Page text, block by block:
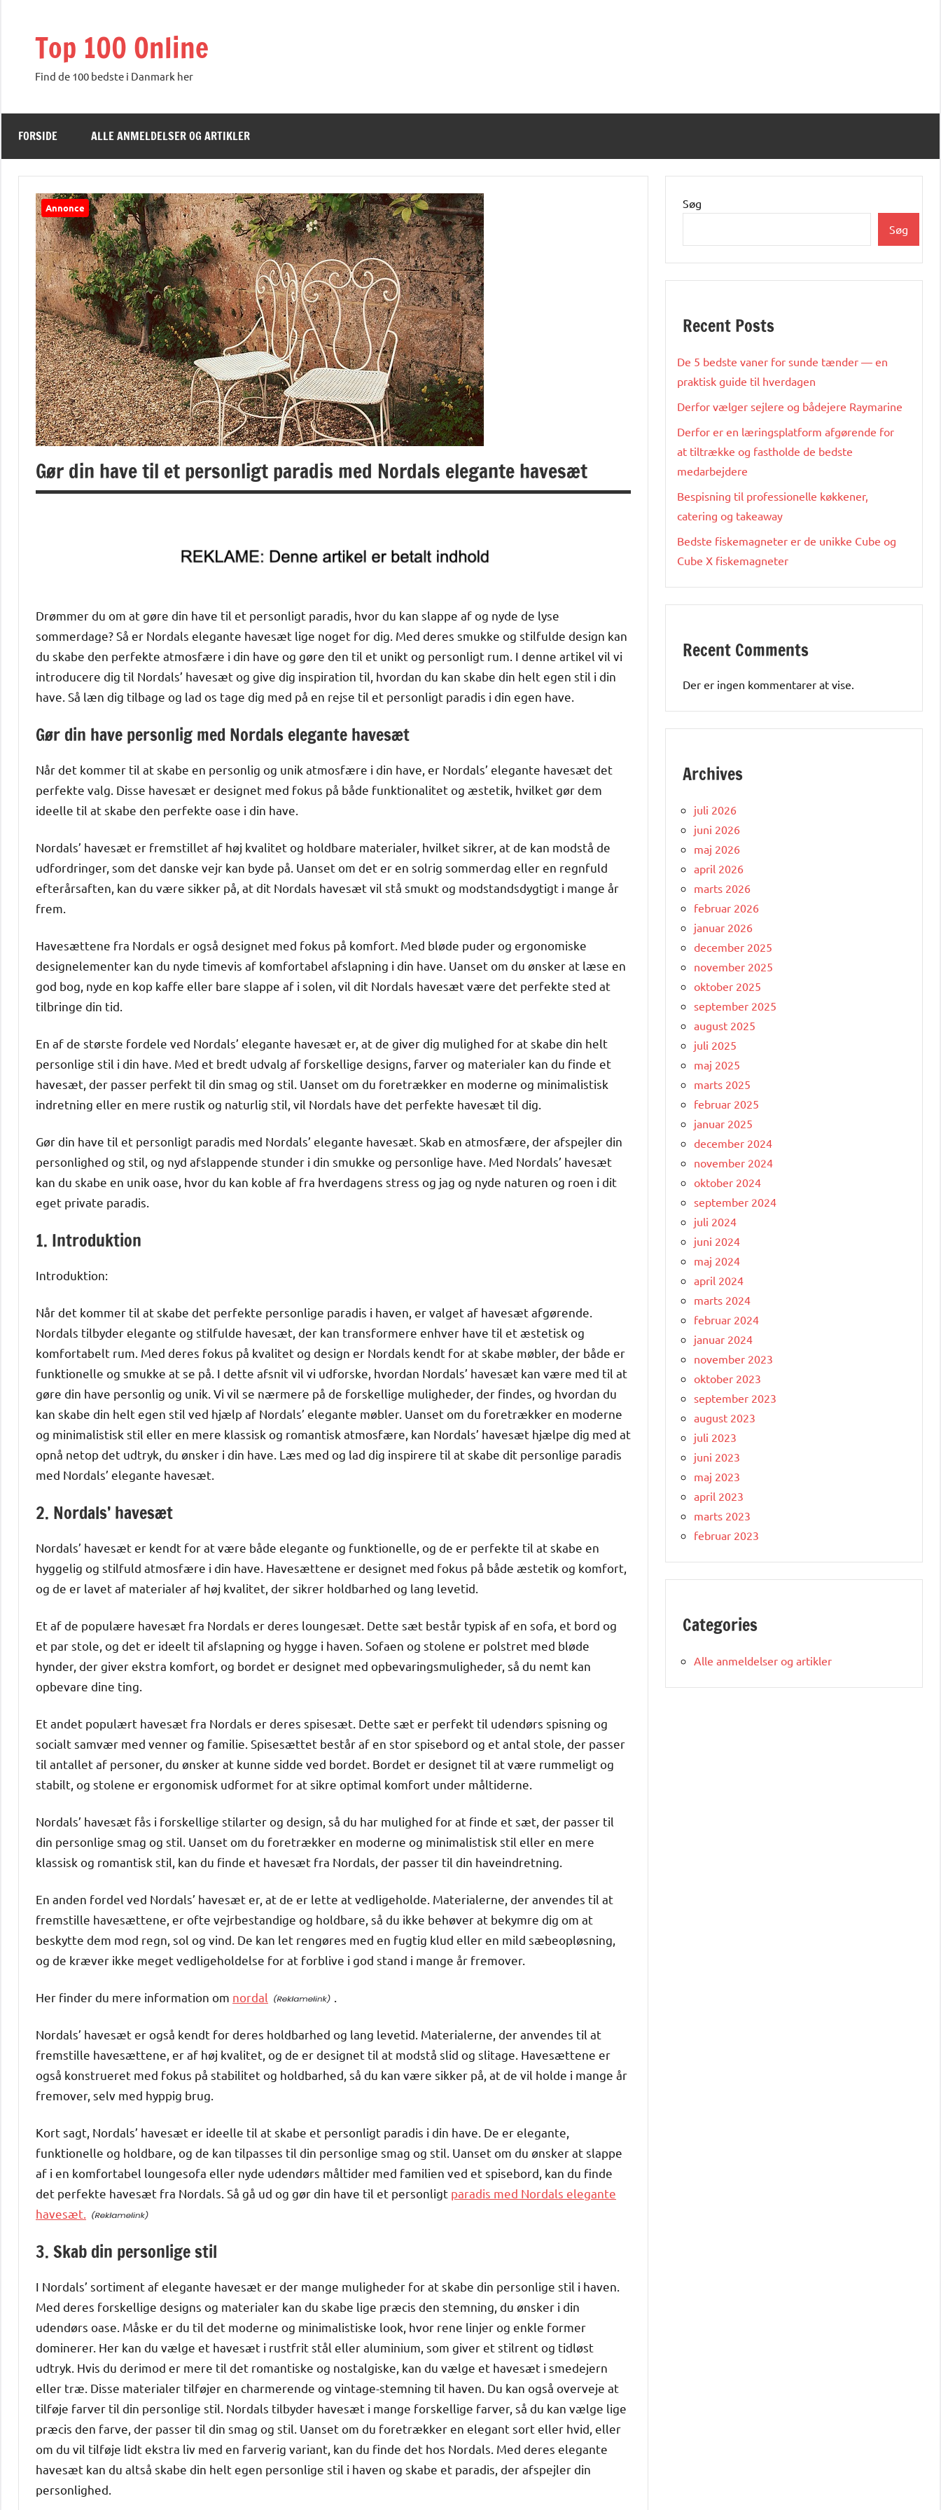
Top 100 Online
Find de 100 bedste i Danmark her
FORSIDE ALLE ANMELDELSER OG ARTIKLER
Annonce
Gør din have til et personligt paradis med Nordals elegante havesæt
Drømmer du om at gøre din have til et personligt paradis, hvor du kan slappe af og nyde de lyse
sommerdage? Så er Nordals elegante havesæt lige noget for dig. Med deres smukke og stilfulde design kan
du skabe den perfekte atmosfære i din have og gøre den til et unikt og personligt rum. I denne artikel vil vi
introducere dig til Nordals’ havesæt og give dig inspiration til, hvordan du kan skabe din helt egen stil i din
have. Så læn dig tilbage og lad os tage dig med på en rejse til et personligt paradis i din egen have.
Gør din have personlig med Nordals elegante havesæt
Når det kommer til at skabe en personlig og unik atmosfære i din have, er Nordals’ elegante havesæt det
perfekte valg. Disse havesæt er designet med fokus på både funktionalitet og æstetik, hvilket gør dem
ideelle til at skabe den perfekte oase i din have.
Nordals’ havesæt er fremstillet af høj kvalitet og holdbare materialer, hvilket sikrer, at de kan modstå de
udfordringer, som det danske vejr kan byde på. Uanset om det er en solrig sommerdag eller en regnfuld
efterårsaften, kan du være sikker på, at dit Nordals havesæt vil stå smukt og modstandsdygtigt i mange år
frem.
Havesættene fra Nordals er også designet med fokus på komfort. Med bløde puder og ergonomiske
designelementer kan du nyde timevis af komfortabel afslapning i din have. Uanset om du ønsker at læse en
god bog, nyde en kop kaffe eller bare slappe af i solen, vil dit Nordals havesæt være det perfekte sted at
tilbringe din tid.
En af de største fordele ved Nordals’ elegante havesæt er, at de giver dig mulighed for at skabe din helt
personlige stil i din have. Med et bredt udvalg af forskellige designs, farver og materialer kan du finde et
havesæt, der passer perfekt til din smag og stil. Uanset om du foretrækker en moderne og minimalistisk
indretning eller en mere rustik og naturlig stil, vil Nordals have det perfekte havesæt til dig.
Gør din have til et personligt paradis med Nordals’ elegante havesæt. Skab en atmosfære, der afspejler din
personlighed og stil, og nyd afslappende stunder i din smukke og personlige have. Med Nordals’ havesæt
kan du skabe en unik oase, hvor du kan koble af fra hverdagens stress og jag og nyde naturen og roen i dit
eget private paradis.
1. Introduktion
Introduktion:
Når det kommer til at skabe det perfekte personlige paradis i haven, er valget af havesæt afgørende.
Nordals tilbyder elegante og stilfulde havesæt, der kan transformere enhver have til et æstetisk og
komfortabelt rum. Med deres fokus på kvalitet og design er Nordals kendt for at skabe møbler, der både er
funktionelle og smukke at se på. I dette afsnit vil vi udforske, hvordan Nordals’ havesæt kan være med til at
gøre din have personlig og unik. Vi vil se nærmere på de forskellige muligheder, der findes, og hvordan du
kan skabe din helt egen stil ved hjælp af Nordals’ elegante møbler. Uanset om du foretrækker en moderne
og minimalistisk stil eller en mere klassisk og romantisk atmosfære, kan Nordals’ havesæt hjælpe dig med at
opnå netop det udtryk, du ønsker i din have. Læs med og lad dig inspirere til at skabe dit personlige paradis
med Nordals’ elegante havesæt.
2. Nordals’ havesæt
Nordals’ havesæt er kendt for at være både elegante og funktionelle, og de er perfekte til at skabe en
hyggelig og stilfuld atmosfære i din have. Havesættene er designet med fokus på både æstetik og komfort,
og de er lavet af materialer af høj kvalitet, der sikrer holdbarhed og lang levetid.
Et af de populære havesæt fra Nordals er deres loungesæt. Dette sæt består typisk af en sofa, et bord og
et par stole, og det er ideelt til afslapning og hygge i haven. Sofaen og stolene er polstret med bløde
hynder, der giver ekstra komfort, og bordet er designet med opbevaringsmuligheder, så du nemt kan
opbevare dine ting.
Et andet populært havesæt fra Nordals er deres spisesæt. Dette sæt er perfekt til udendørs spisning og
socialt samvær med venner og familie. Spisesættet består af en stor spisebord og et antal stole, der passer
til antallet af personer, du ønsker at kunne sidde ved bordet. Bordet er designet til at være rummeligt og
stabilt, og stolene er ergonomisk udformet for at sikre optimal komfort under måltiderne.
Nordals’ havesæt fås i forskellige stilarter og design, så du har mulighed for at finde et sæt, der passer til
din personlige smag og stil. Uanset om du foretrækker en moderne og minimalistisk stil eller en mere
klassisk og romantisk stil, kan du finde et havesæt fra Nordals, der passer til din haveindretning.
En anden fordel ved Nordals’ havesæt er, at de er lette at vedligeholde. Materialerne, der anvendes til at
fremstille havesættene, er ofte vejrbestandige og holdbare, så du ikke behøver at bekymre dig om at
beskytte dem mod regn, sol og vind. De kan let rengøres med en fugtig klud eller en mild sæbeopløsning,
og de kræver ikke meget vedligeholdelse for at forblive i god stand i mange år fremover.
Her finder du mere information om nordal
Nordals’ havesæt er også kendt for deres holdbarhed og lang levetid. Materialerne, der anvendes til at
fremstille havesættene, er af høj kvalitet, og de er designet til at modstå slid og slitage. Havesættene er
også konstrueret med fokus på stabilitet og holdbarhed, så du kan være sikker på, at de vil holde i mange år
fremover, selv med hyppig brug.
Kort sagt, Nordals’ havesæt er ideelle til at skabe et personligt paradis i din have. De er elegante,
funktionelle og holdbare, og de kan tilpasses til din personlige smag og stil. Uanset om du ønsker at slappe
af i en komfortabel loungesofa eller nyde udendørs måltider med familien ved et spisebord, kan du finde
det perfekte havesæt fra Nordals. Så gå ud og gør din have til et personligt paradis med Nordals elegante
havesæt.
3. Skab din personlige stil
I Nordals’ sortiment af elegante havesæt er der mange muligheder for at skabe din personlige stil i haven.
Med deres forskellige designs og materialer kan du skabe lige præcis den stemning, du ønsker i din
udendørs oase. Måske er du til det moderne og minimalistiske look, hvor rene linjer og enkle former
dominerer. Her kan du vælge et havesæt i rustfrit stål eller aluminium, som giver et stilrent og tidløst
udtryk. Hvis du derimod er mere til det romantiske og nostalgiske, kan du vælge et havesæt i smedejern
eller træ. Disse materialer tilføjer en charmerende og vintage-stemning til haven. Du kan også overveje at
tilføje farver til din personlige stil. Nordals tilbyder havesæt i mange forskellige farver, så du kan vælge lige
præcis den farve, der passer til din smag og stil. Uanset om du foretrækker en elegant sort eller hvid, eller
om du vil tilføje lidt ekstra liv med en farverig variant, kan du finde det hos Nordals. Med deres elegante
havesæt kan du altså skabe din helt egen personlige stil i haven og skabe et paradis, der afspejler din
personlighed.
Søg
Søg
Recent Posts
De 5 bedste vaner for sunde tænder — en
praktisk guide til hverdagen
Derfor vælger sejlere og bådejere Raymarine
Derfor er en læringsplatform afgørende for
at tiltrække og fastholde de bedste
medarbejdere
Bespisning til professionelle køkkener,
catering og takeaway
Bedste fiskemagneter er de unikke Cube og
Cube X fiskemagneter
Recent Comments
Der er ingen kommentarer at vise.
Archives
juli 2026
juni 2026
maj 2026
april 2026
marts 2026
februar 2026
januar 2026
december 2025
november 2025
oktober 2025
september 2025
august 2025
juli 2025
maj 2025
marts 2025
februar 2025
januar 2025
december 2024
november 2024
oktober 2024
september 2024
juli 2024
juni 2024
maj 2024
april 2024
marts 2024
februar 2024
januar 2024
november 2023
oktober 2023
september 2023
august 2023
juli 2023
juni 2023
maj 2023
april 2023
marts 2023
februar 2023
Categories
Alle anmeldelser og artikler